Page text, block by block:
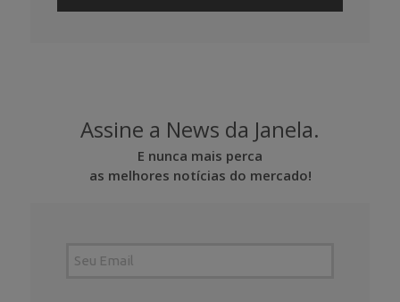
Assine a News da Janela.
E nunca mais perca
as melhores notícias do mercado!